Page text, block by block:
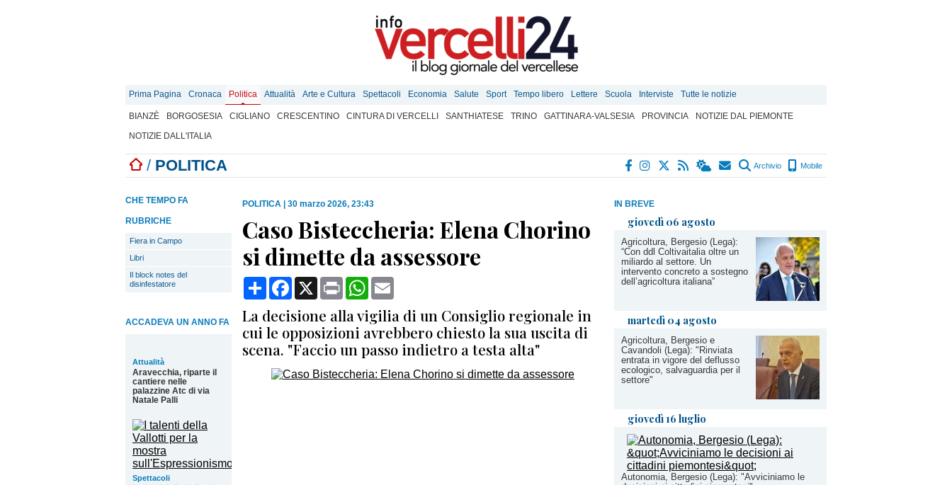
Prima Pagina Cronaca Politica Attualità Arte e Cultura Spettacoli Economia Salute Sport Tempo libero Lettere Scuola Interviste Tutte le notizie
BIANZÈ BORGOSESIA CIGLIANO CRESCENTINO CINTURA DI VERCELLI SANTHIATESE TRINO GATTINARA-VALSESIA PROVINCIA
NOTIZIE DAL PIEMONTE
NOTIZIE DALL'ITALIA
/ POLITICA Archivio Mobile
IN BREVE
giovedì 06 agosto
Agricoltura, Bergesio (Lega):
“Con ddl Coltivaitalia oltre un
miliardo al settore. Un
intervento concreto a sostegno
dell’agricoltura italiana”
martedì 04 agosto
Agricoltura, Bergesio e
Cavandoli (Lega): "Rinviata
entrata in vigore del deflusso
ecologico, salvaguardia per il
settore"
giovedì 16 luglio
Autonomia, Bergesio (Lega): "Avviciniamo le
CHE TEMPO FA
RUBRICHE
Fiera in Campo
Libri
Il block notes del
disinfestatore
ACCADEVA UN ANNO FA
Attualità
Aravecchia, riparte il
cantiere nelle
palazzine Atc di via
Natale Palli
Spettacoli
POLITICA 30 marzo 2026, 23:43
Caso Bisteccheria: Elena Chorino
si dimette da assessore
CondividiFacebook
X Print WhatsApp
La decisione alla vigilia di un Consiglio regionale in
cui le opposizioni avrebbero chiesto la sua uscita di
scena. "Faccio un passo indietro a testa alta"